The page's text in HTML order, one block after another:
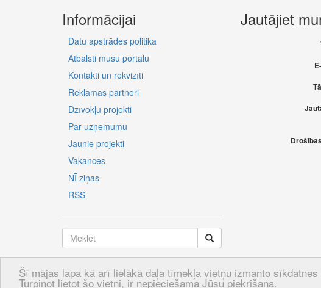
Šī mājas lapa kā arī lielākā daļa tīmekļa vietņu izmanto
Turpinot lietot šo vietni, ir nepieciešama Jūsu piekrišana.
Informācijai
Datu apstrādes politika
Atbalsti mūsu portālu
Kontakti un rekvizīti
Reklāmas partneri
Dzīvokļu projekti
Par uzņēmumu
Jaunie projekti
Vakances
NĪ ziņas
RSS
LV RU EN
Jautājiet